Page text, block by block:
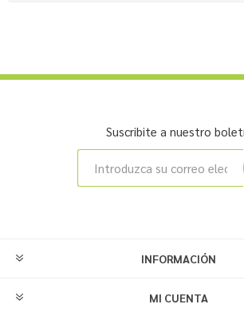
Suscribite a nuestro
INFORMACIÓN
MI CUENTA